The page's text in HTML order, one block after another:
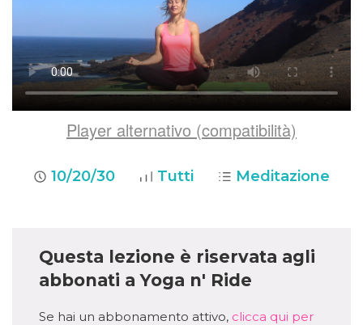
Player alternativo (compatibilità)
10/20/30 Tutti Meditazione
Questa lezione è riservata agli
abbonati a Yoga n' Ride
Se hai un abbonamento attivo, clicca qui per